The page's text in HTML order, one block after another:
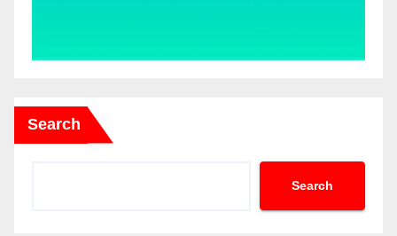
Search
Search